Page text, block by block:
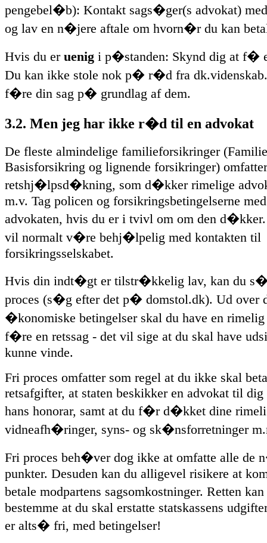
pengebel�b): Kontakt sags�ger(s advokat)
og lav en n�jere aftale om hvorn�r du kan
Hvis du er uenig i p�standen: Skynd dig at f�
Du kan ikke stole nok p� r�d fra
f�re din sag p� grundlag af dem.
3.2. Men jeg har ikke r�d til en advokat
De fleste almindelige familieforsikringer
Basisforsikring og lignende forsikringer)
retshj�lpsd�kning, som d�kker rimelige
m.v. Tag policen og forsikringsbetingelserne
advokaten, hvis du er i tvivl om om den
vil normalt v�re behj�lpelig med kontakten til
forsikringsselskabet.
Hvis din indt�gt er tilstr�kkelig lav, kan du
proces (s�g efter det p� domstol.dk). Ud over
�konomiske betingelser skal du have en
f�re en retssag - det vil sige at du skal have
kunne vinde.
Fri proces omfatter som regel at du ikke skal
retsafgifter, at staten beskikker en advokat til dig
hans honorar, samt at du f�r d�kket dine
vidneafh�ringer, syns- og sk�nsforretninger
Fri proces beh�ver dog ikke at omfatte alle de
punkter. Desuden kan du alligevel risikere at
betale modpartens sagsomkostninger. Retten
bestemme at du skal erstatte statskassens
er alts� fri, med betingelser!